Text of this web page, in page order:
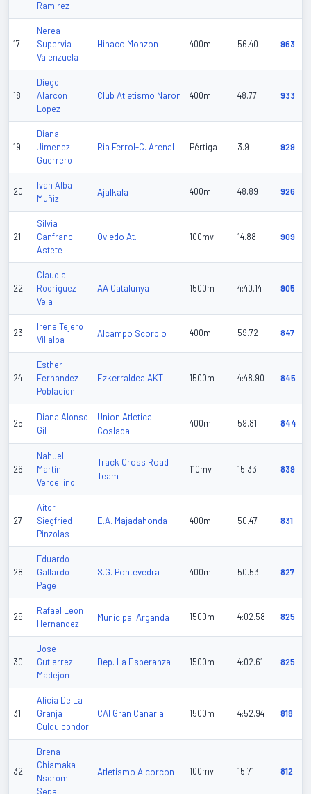
Ramirez
17
Nerea
Supervia
Valenzuela
Hinaco Monzon 400m 56.40 963
18
Diego
Alarcon
Lopez
Club Atletismo Naron 400m 48.77 933
19
Diana
Jimenez
Guerrero
Ria Ferrol-C. Arenal Pértiga 3.9 929
20
Ivan Alba
Muñiz
Ajalkala 400m 48.89 926
21
Silvia
Canfranc
Astete
Oviedo At. 100mv 14.88 909
22
Claudia
Rodriguez
Vela
AA Catalunya 1500m 4:40.14 905
23
Irene Tejero
Villalba
Alcampo Scorpio 400m 59.72 847
24
Esther
Fernandez
Poblacion
Ezkerraldea AKT 1500m 4:48.90 845
25
Diana Alonso
Gil
Union Atletica
Coslada
400m 59.81 844
26
Nahuel
Martin
Vercellino
Track Cross Road
Team
110mv 15.33 839
27
Aitor
Siegfried
Pinzolas
E.A. Majadahonda 400m 50.47 831
28
Eduardo
Gallardo
Page
S.G. Pontevedra 400m 50.53 827
29
Rafael Leon
Hernandez
Municipal Arganda 1500m 4:02.58 825
30
Jose
Gutierrez
Madejon
Dep. La Esperanza 1500m 4:02.61 825
31
Alicia De La
Granja
Culquicondor
CAI Gran Canaria 1500m 4:52.94 818
32
Brena
Chiamaka
Nsorom
Sepa
Atletismo Alcorcon 100mv 15.71 812